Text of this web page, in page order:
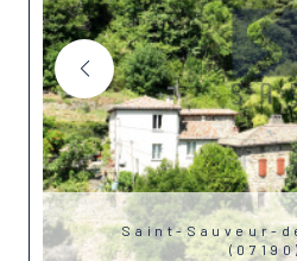
Saint-Sauveur-de-Montagut